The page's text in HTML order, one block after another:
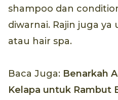
shampoo dan
diwarnai. Rajin juga
atau hair spa.
Baca Juga: Benarkah
Kelapa untuk Rambut